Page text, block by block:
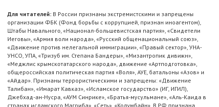
Для читателей: В России признаны экстремистскими и запрещены
организации ФБК (Фонд борьбы с коррупцией, признан иноагентом),
Штабы Навального, «Национал-большевистская партия», «Свидетели
Иеговы», «Армия воли народа», «Русский общенациональный союз»,
«Движение против нелегальной иммиграции», «Правый сектор», УНА-
УНСО, УПА, «Тризуб им. Степана Бандеры», «Мизантропик дивижн»,
«Меджлис крымскотатарского народа», движение «Артподготовка»,
общероссийская политическая партия «Воля», АУЕ, батальоны «Азов» и
«Айдар». Признаны террористическими и запрещены: «Движение
Талибан», «Имарат Кавказ», «Исламское государство» (ИГ, ИГИЛ),
Джебхад-ан-Нусра, «АУМ Синрике», «Братья-мусульмане», «Аль-Каида в
странах исламского Магриба», «Сеть», «Колумбайн». В РФ признана